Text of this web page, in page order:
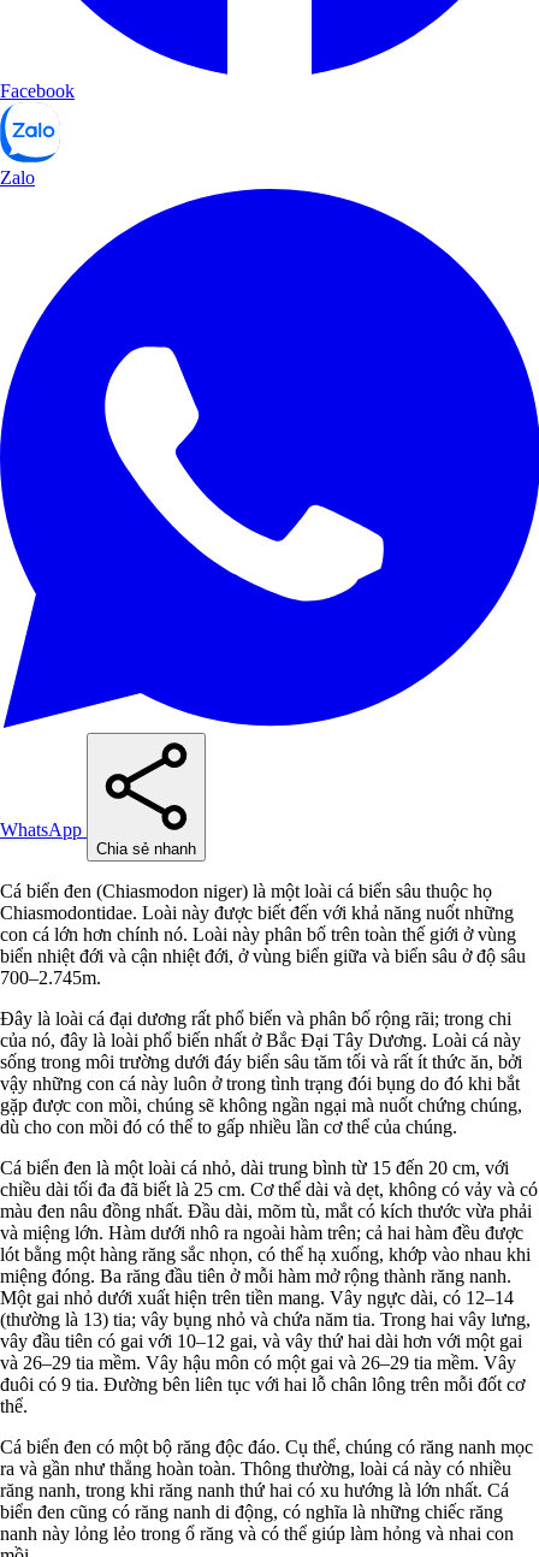
Facebook
Zalo
WhatsApp
Chia sẻ nhanh
Cá biển đen (Chiasmodon niger) là một loài cá biển sâu thuộc họ
Chiasmodontidae. Loài này được biết đến với khả năng nuốt những
con cá lớn hơn chính nó. Loài này phân bố trên toàn thế giới ở vùng
biển nhiệt đới và cận nhiệt đới, ở vùng biển giữa và biển sâu ở độ sâu
700–2.745m.
Đây là loài cá đại dương rất phổ biến và phân bố rộng rãi; trong chi
của nó, đây là loài phổ biến nhất ở Bắc Đại Tây Dương. Loài cá này
sống trong môi trường dưới đáy biển sâu tăm tối và rất ít thức ăn, bởi
vậy những con cá này luôn ở trong tình trạng đói bụng do đó khi bắt
gặp được con mồi, chúng sẽ không ngần ngại mà nuốt chứng chúng,
dù cho con mồi đó có thể to gấp nhiều lần cơ thể của chúng.
Cá biển đen là một loài cá nhỏ, dài trung bình từ 15 đến 20 cm, với
chiều dài tối đa đã biết là 25 cm. Cơ thể dài và dẹt, không có vảy và có
màu đen nâu đồng nhất. Đầu dài, mõm tù, mắt có kích thước vừa phải
và miệng lớn. Hàm dưới nhô ra ngoài hàm trên; cả hai hàm đều được
lót bằng một hàng răng sắc nhọn, có thể hạ xuống, khớp vào nhau khi
miệng đóng. Ba răng đầu tiên ở mỗi hàm mở rộng thành răng nanh.
Một gai nhỏ dưới xuất hiện trên tiền mang. Vây ngực dài, có 12–14
(thường là 13) tia; vây bụng nhỏ và chứa năm tia. Trong hai vây lưng,
vây đầu tiên có gai với 10–12 gai, và vây thứ hai dài hơn với một gai
và 26–29 tia mềm. Vây hậu môn có một gai và 26–29 tia mềm. Vây
đuôi có 9 tia. Đường bên liên tục với hai lỗ chân lông trên mỗi đốt cơ
thể.
Cá biển đen có một bộ răng độc đáo. Cụ thể, chúng có răng nanh mọc
ra và gần như thẳng hoàn toàn. Thông thường, loài cá này có nhiều
răng nanh, trong khi răng nanh thứ hai có xu hướng là lớn nhất. Cá
biển đen cũng có răng nanh di động, có nghĩa là những chiếc răng
nanh này lỏng lẻo trong ổ răng và có thể giúp làm hỏng và nhai con